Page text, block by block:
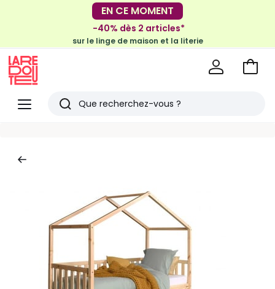
-30€ tous les 100€*
sur le meuble & la déco
EN CE MOMENT
-40% dès 2 articles*
sur le linge de maison et la literie
Menu
Redoute
Rechercher
Voir